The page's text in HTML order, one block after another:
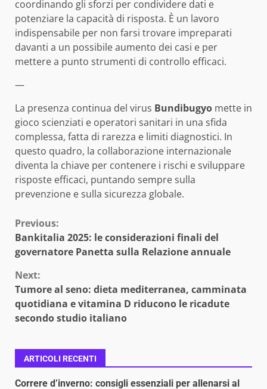
coordinando gli sforzi per condividere dati e
potenziare la capacità di risposta. È un lavoro
indispensabile per non farsi trovare impreparati
davanti a un possibile aumento dei casi e per
mettere a punto strumenti di controllo efficaci.
—
La presenza continua del virus Bundibugyo mette in
gioco scienziati e operatori sanitari in una sfida
complessa, fatta di rarezza e limiti diagnostici. In
questo quadro, la collaborazione internazionale
diventa la chiave per contenere i rischi e sviluppare
risposte efficaci, puntando sempre sulla
prevenzione e sulla sicurezza globale.
Continue
Reading
Previous:
Bankitalia 2025: le considerazioni finali del
governatore Panetta sulla Relazione annuale
Next:
Tumore al seno: dieta mediterranea, camminata
quotidiana e vitamina D riducono le ricadute
secondo studio italiano
ARTICOLI RECENTI
Correre d’inverno: consigli essenziali per allenarsi al